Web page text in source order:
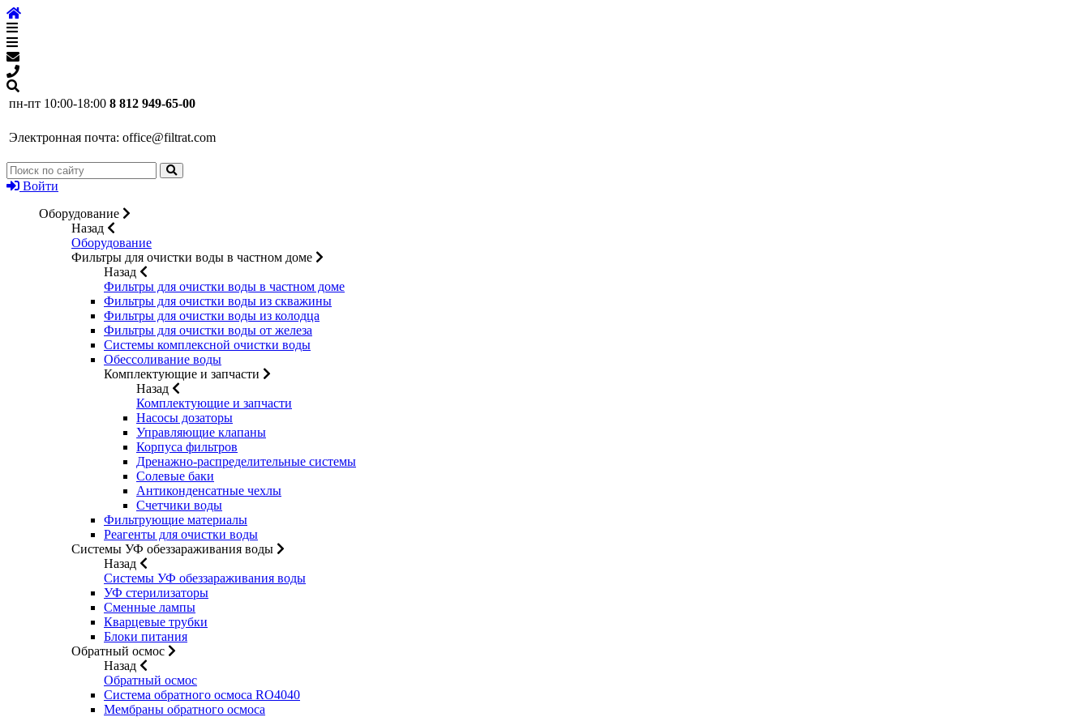
пн-пт 10:00-18:00 8 812 949-65-00
Электронная почта: office@filtrat.com
Войти
Оборудование
Назад
Оборудование
Фильтры для очистки воды в частном доме
Назад
Фильтры для очистки воды в частном доме
Фильтры для очистки воды из скважины
Фильтры для очистки воды из колодца
Фильтры для очистки воды от железа
Системы комплексной очистки воды
Обессоливание воды
Комплектующие и запчасти
Назад
Комплектующие и запчасти
Насосы дозаторы
Управляющие клапаны
Корпуса фильтров
Дренажно-распределительные системы
Солевые баки
Антиконденсатные чехлы
Счетчики воды
Фильтрующие материалы
Реагенты для очистки воды
Системы УФ обеззараживания воды
Назад
Системы УФ обеззараживания воды
УФ стерилизаторы
Сменные лампы
Кварцевые трубки
Блоки питания
Обратный осмос
Назад
Обратный осмос
Система обратного осмоса RO4040
Мембраны обратного осмоса